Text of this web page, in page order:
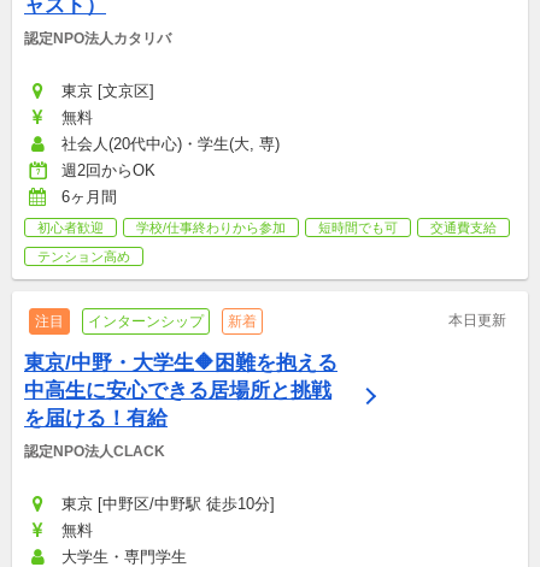
ャスト）
認定NPO法人カタリバ
東京 [文京区]
無料
社会人(20代中心)・学生(大, 専)
週2回からOK
6ヶ月間
初心者歓迎 学校/仕事終わりから参加 短時間でも可
交通費支給
テンション高め
注目 インターンシップ 新着 本日更新
東京/中野・大学生🔶困難を抱える
中高生に安心できる居場所と挑戦
を届ける！有給
認定NPO法人CLACK
東京 [中野区/中野駅 徒歩10分]
無料
大学生・専門学生